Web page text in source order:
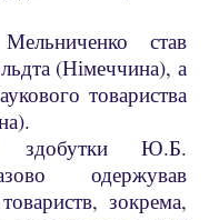
став
(Німеччина), а
товариства
здобутки Ю.Б.
одержував
зокрема,